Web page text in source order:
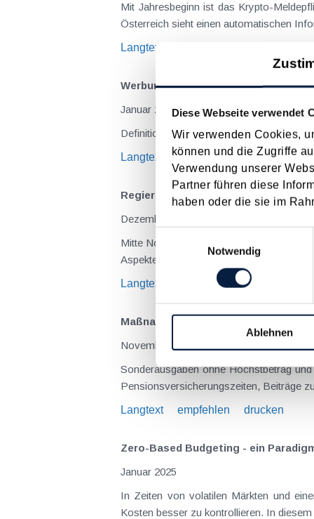
Diese Webseite verwendet
Wir verwenden Cookies,
können und die Zugriffe
Verwendung unserer
Partner führen diese
haben oder die sie im
Notwendig
Ablehnen
Mit Jahresbeginn ist das Krypto-
Österreich sieht einen automatischen
Langtext
Werbungskosten
Januar 2026
Definition, Auflistung und Beschreibung
Langtext
empfehlen drucken
Regierungsvorlage zum
Dezember 2025
Mitte November ist die
Langtext empfehlen drucken
Maßnahmen vor Jahresende 2025 –
November 2025
Sonderausgaben ohne Höchstbetrag und Kirchenbeitrag Folgende Sonderausgaben sind ohne
Pensionsversicherungszeiten, Beiträge
Langtext
empfehlen drucken
Zero-Based Budgeting - ein
Januar 2025
In Zeiten von volatilen Märkten und
Kosten besser zu kontrollieren. In